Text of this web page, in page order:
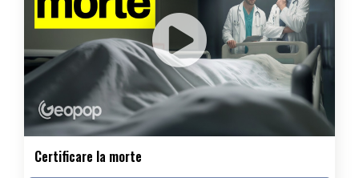
Certificare la morte